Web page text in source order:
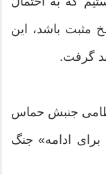
مثبت باشد، این
گرفت.
نظامی جنبش حماس
ادامه» جنگ